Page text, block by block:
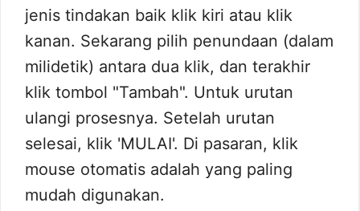
jenis tindakan baik klik kiri atau klik
kanan. Sekarang pilih penundaan (dalam
milidetik) antara dua klik, dan terakhir
klik tombol "Tambah". Untuk urutan
ulangi prosesnya. Setelah urutan
selesai, klik 'MULAI'. Di pasaran, klik
mouse otomatis adalah yang paling
mudah digunakan.